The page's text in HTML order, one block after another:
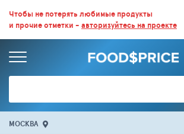
ВСЕ СКИДКИ И ВЫГОДНЫЕ ЦЕНЫ НА ПРОДУКТЫ В МАГАЗИНАХ.
БОЛЬШЕ 100 000 ТОВАРОВ. ЕЖЕДНЕВНОЕ ОБНОВЛЕНИЕ ЦЕН.
Чтобы не потерять любимые продукты
и прочие отметки - авторизуйтесь на проекте
МОСКВА